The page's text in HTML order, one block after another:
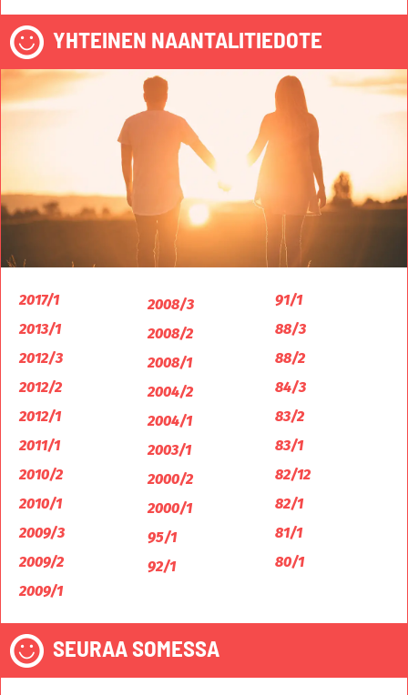
YHTEINEN NAANTALITIEDOTE
2017/1
2013/1
2012/3
2012/2
2012/1
2011/1
2010/2
2010/1
2009/3
2009/2
2009/1
2008/3
2008/2
2008/1
2004/2
2004/1
2003/1
2000/2
2000/1
95/1
92/1
91/1
88/3
88/2
84/3
83/2
83/1
82/12
82/1
81/1
80/1
SEURAA SOMESSA